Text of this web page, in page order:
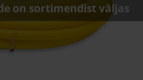
on sortimendist väljas